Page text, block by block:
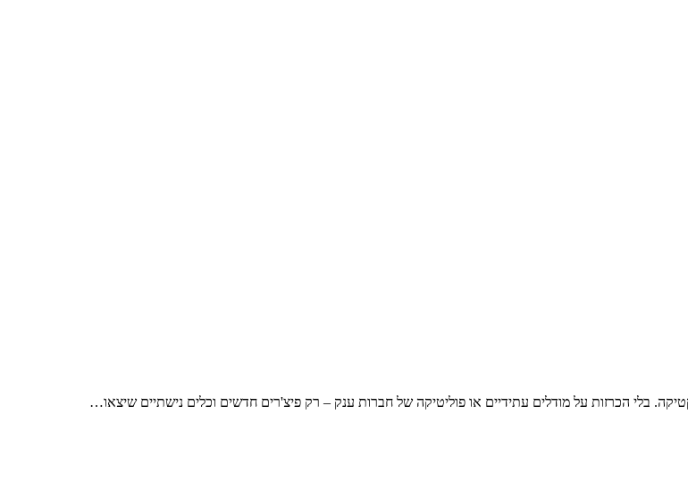
בלי הכרזות על מודלים עתידיים או פוליטיקה של חברות ענק – רק פיצ'רים חדשים וכלים נישתיים שיצאו…